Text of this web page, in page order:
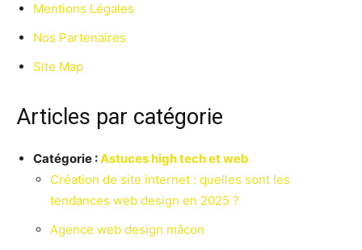
Mentions Légales
Nos Partenaires
Site Map
Articles par catégorie
Catégorie :Astuces high tech et web
Création de site internet : quelles sont les
tendances web design en 2025 ?
Agence web design mâcon